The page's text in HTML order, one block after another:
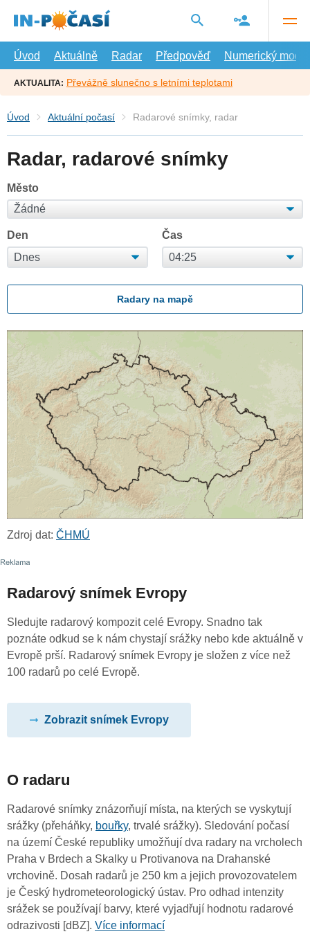
hlavní
Úvod
Aktuálně Radar Předpověď Numerický model
AKTUALITA: Převážně slunečno s letními teplotami
Úvod Aktuální počasí Radarové snímky, radar
Radar, radarové snímky
Město
Den Čas
Radary na mapě
Zdroj dat: ČHMÚ
Radarový snímek Evropy
Sledujte radarový kompozit celé Evropy. Snadno tak
poznáte odkud se k nám chystají srážky nebo kde aktuálně v
Evropě prší. Radarový snímek Evropy je složen z více než
100 radarů po celé Evropě.
Zobrazit snímek Evropy
O radaru
Radarové snímky znázorňují místa, na kterých se vyskytují
srážky (přeháňky, bouřky, trvalé srážky). Sledování počasí
na území České republiky umožňují dva radary na vrcholech
Praha v Brdech a Skalky u Protivanova na Drahanské
vrchovině. Dosah radarů je 250 km a jejich provozovatelem
je Český hydrometeorologický ústav. Pro odhad intenzity
srážek se používají barvy, které vyjadřují hodnotu radarové
odrazivosti [dBZ]. Více informací